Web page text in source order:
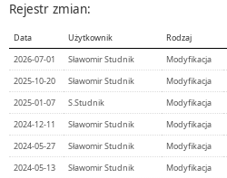
Rejestr zmian:
Data Użytkownik Rodzaj
2026-07-01
Sławomir Studnik Modyfikacja
2025-10-20
Sławomir Studnik Modyfikacja
2025-01-07
S.Studnik Modyfikacja
2024-12-11
Sławomir Studnik Modyfikacja
2024-05-27
Sławomir Studnik Modyfikacja
2024-05-13
Sławomir Studnik Modyfikacja